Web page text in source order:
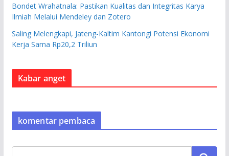
Bondet Wrahatnala: Pastikan Kualitas dan Integritas Karya
Ilmiah Melalui Mendeley dan Zotero
Saling Melengkapi, Jateng-Kaltim Kantongi Potensi Ekonomi
Kerja Sama Rp20,2 Triliun
Kabar anget
komentar pembaca